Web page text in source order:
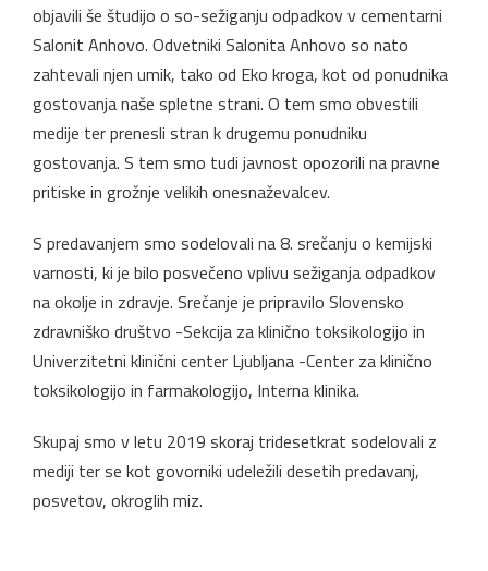
objavili še študijo o so-sežiganju odpadkov v cementarni
Salonit Anhovo. Odvetniki Salonita Anhovo so nato
zahtevali njen umik, tako od Eko kroga, kot od ponudnika
gostovanja naše spletne strani. O tem smo obvestili
medije ter prenesli stran k drugemu ponudniku
gostovanja. S tem smo tudi javnost opozorili na pravne
pritiske in grožnje velikih onesnaževalcev.
S predavanjem smo sodelovali na 8. srečanju o kemijski
varnosti, ki je bilo posvečeno vplivu sežiganja odpadkov
na okolje in zdravje. Srečanje je pripravilo Slovensko
zdravniško društvo -Sekcija za klinično toksikologijo in
Univerzitetni klinični center Ljubljana -Center za klinično
toksikologijo in farmakologijo, Interna klinika.
Skupaj smo v letu 2019 skoraj tridesetkrat sodelovali z
mediji ter se kot govorniki udeležili desetih predavanj,
posvetov, okroglih miz.